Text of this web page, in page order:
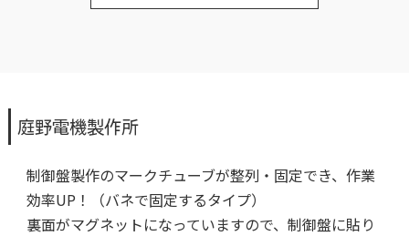
庭野電機製作所
制御盤製作のマークチューブが整列・固定でき、作業
効率UP！（バネで固定するタイプ）
裏面がマグネットになっていますので、制御盤に貼り